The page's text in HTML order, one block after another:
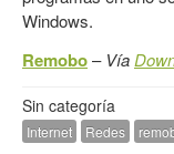
Windows.
Remobo– Vía
Sin categoría
Internet Redes